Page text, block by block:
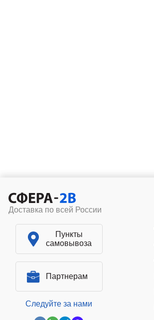
Доставка по всей России
Пункты
самовывоза
Партнерам
Следуйте за нами